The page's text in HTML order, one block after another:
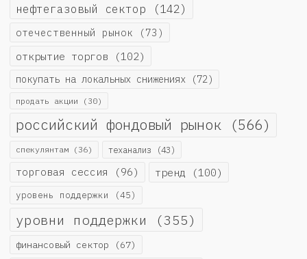
нефтегазовый сектор (142)
отечественный рынок (73)
открытие торгов (102)
покупать на локальных снижениях (72)
продать акции (30)
российский фондовый рынок (566)
спекулянтам (36) теханализ (43)
торговая сессия (96) тренд (100)
уровень поддержки (45)
уровни поддержки (355)
финансовый сектор (67)